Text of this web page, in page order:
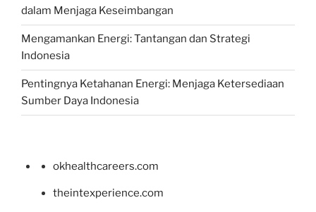
dalam Menjaga Keseimbangan
Mengamankan Energi: Tantangan dan Strategi
Indonesia
Pentingnya Ketahanan Energi: Menjaga Ketersediaan
Sumber Daya Indonesia
okhealthcareers.com
theintexperience.com